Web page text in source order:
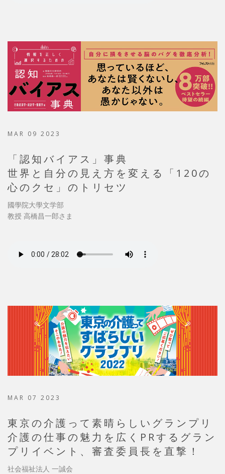
MAR 09 2023
「認知バイアス」事典
世界と自分の見え方を変える「120の
心のクセ」のトリセツ
國學院大學文学部
教授 高橋昌一郎さま
MAR 07 2023
東京の介護って素晴らしいグランプリ
介護の仕事の魅力を広くPRするグラン
プリイベント、審査委員長を直撃！
社会福祉法人 一誠会